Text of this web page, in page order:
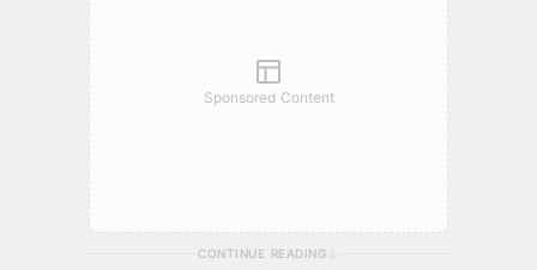
Sponsored Content
CONTINUE READING